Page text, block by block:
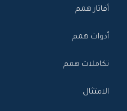
أفاتار همم
أدوات همم
تكاملات همم
الامتثال